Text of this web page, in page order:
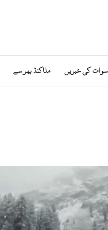
سوات کی خبریں ملاکنڈ بھر سے